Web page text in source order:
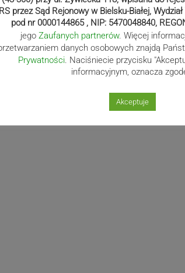
przez Sąd Rejonowy w Bielsku-Białej,
pod nr 0000144865 , NIP: 5470048840,
jego Zaufanych partnerów. Więcej
danych osobowych znajdą
Prywatności . Naciśniecie przycisku
informacyjnym, oznacza
Akceptuje